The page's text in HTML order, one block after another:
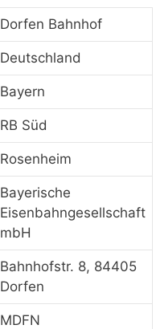
Dorfen Bahnhof
Deutschland
Bayern
RB Süd
Rosenheim
Bayerische
Eisenbahngesellschaft
mbH
Bahnhofstr. 8, 84405
Dorfen
MDFN